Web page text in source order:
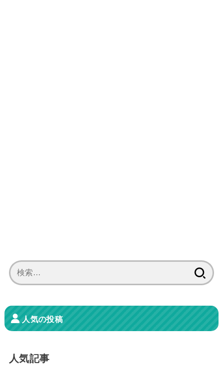
索:
人気の投稿
人気記事